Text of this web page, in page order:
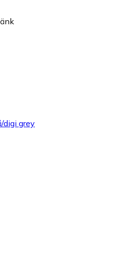
digi grey